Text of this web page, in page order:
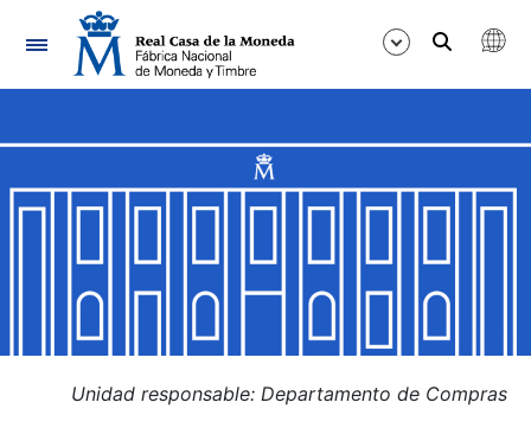
Navegación
Mostrar/Ocultar
Mostrar/Ocultar
Mostrar/Ocultar
Unidad responsable: Departamento de Compras